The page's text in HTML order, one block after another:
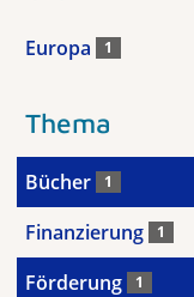
Europa 1
Thema
Bücher 1
Finanzierung 1
Förderung 1